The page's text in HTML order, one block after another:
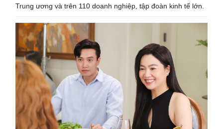
Trung ương và trên 110 doanh nghiệp, tập đoàn kinh tế lớn.